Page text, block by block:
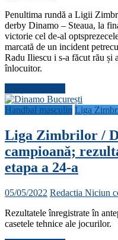
Penultima rundă a Ligii
derby Dinamo – Steaua, la
victorie cel de-al
marcată de un incident
Radu Iliescu i s-a făcut rău și
înlocuitor.
Handbal masculin Liga
Liga Zimbrilor /
campioană;
etapa a 24-a
05/05/2022 Redactia Niciun
Rezultatele înregistrate în
casetele tehnice ale jocurilor.